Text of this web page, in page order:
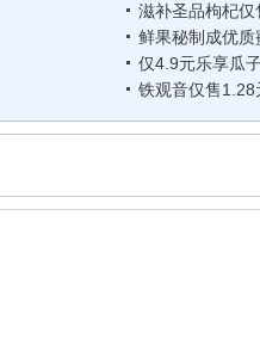
滋补圣品枸杞仅
鲜果秘制成优质
仅4.9元乐享瓜
铁观音仅售1.28